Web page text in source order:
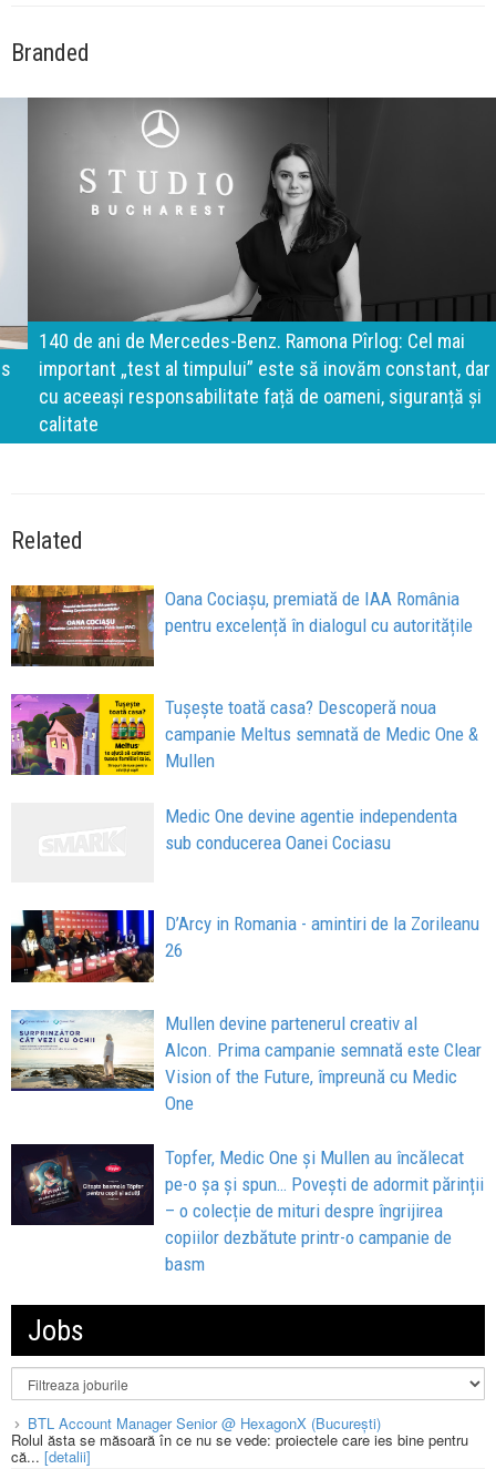
Branded
140 de ani de Mercedes-Benz. Ramona Pîrlog: Cel mai
important „test al timpului” este să inovăm constant, dar
cu aceeași responsabilitate față de oameni, siguranță și
calitate
Related
Oana Cociașu, premiată de IAA România
pentru excelență în dialogul cu autoritățile
Tușește toată casa? Descoperă noua
campanie Meltus semnată de Medic One &
Mullen
Medic One devine agentie independenta
sub conducerea Oanei Cociasu
D’Arcy in Romania - amintiri de la Zorileanu
26
Mullen devine partenerul creativ al
Alcon. Prima campanie semnată este Clear
Vision of the Future, împreună cu Medic
One
Topfer, Medic One și Mullen au încălecat
pe-o șa și spun… Povești de adormit părinții
– o colecție de mituri despre îngrijirea
copiilor dezbătute printr-o campanie de
basm
Jobs
BTL Account Manager Senior @ HexagonX (București)
Rolul ăsta se măsoară în ce nu se vede: proiectele care ies bine pentru
că... [detalii]